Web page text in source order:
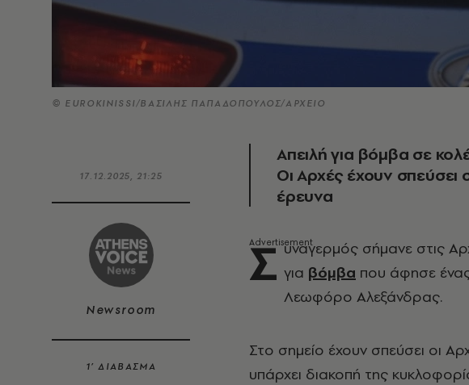
© EUROKINISSI/ΒΑΣΙΛΗΣ ΠΑΠΑΔΟΠΟΥΛΟΣ/ΑΡΧΕΙΟ
17.12.2025, 21:25
Newsroom
1’ ΔΙΑΒΑΣΜΑ
Απειλή για βόμβα σε
Οι Αρχές έχουν σπεύσει
έρευνα
Σ υναγερμός σήμανε στις
για βόμβα που άφησε
Λεωφόρο Αλεξάνδρας.
Στο σημείο έχουν σπεύσει οι
υπάρχει διακοπή της